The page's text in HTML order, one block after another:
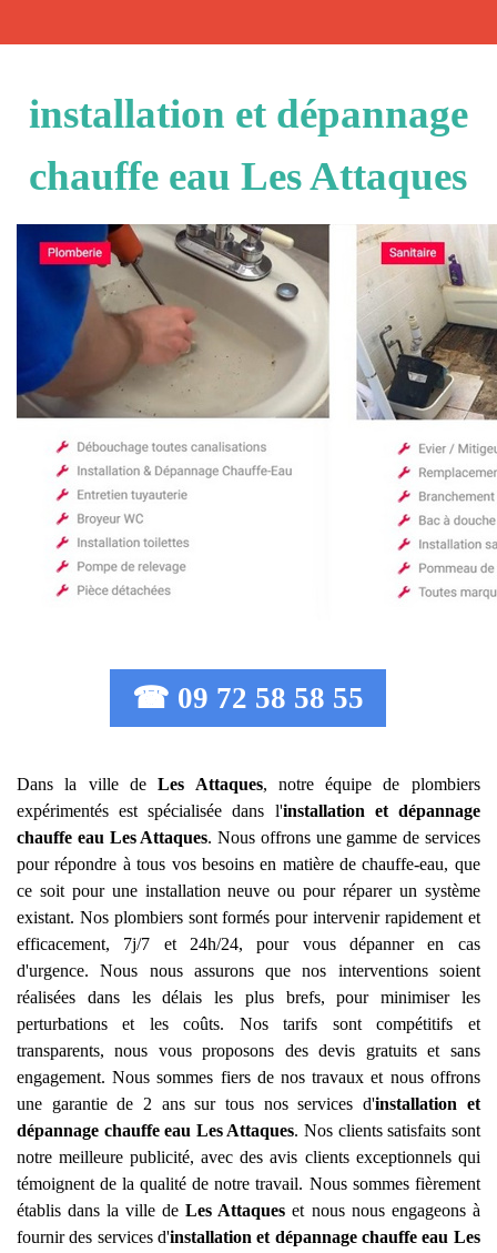
installation et dépannage
chauffe eau Les Attaques
☎ 09 72 58 58 55
Dans la ville deLes Attaques, notre équipe de plombiers
expérimentés est spécialisée dans l'installation et dépannage
chauffe eau Les Attaques. Nous offrons une gamme de services
pour répondre à tous vos besoins en matière de chauffe-eau, que
ce soit pour une installation neuve ou pour réparer un système
existant. Nos plombiers sont formés pour intervenir rapidement et
efficacement, 7j/7 et 24h/24, pour vous dépanner en cas
d'urgence. Nous nous assurons que nos interventions soient
réalisées dans les délais les plus brefs, pour minimiser les
perturbations et les coûts. Nos tarifs sont compétitifs et
transparents, nous vous proposons des devis gratuits et sans
engagement. Nous sommes fiers de nos travaux et nous offrons
une garantie de 2 ans sur tous nos services d'installation et
dépannage chauffe eau Les Attaques. Nos clients satisfaits sont
notre meilleure publicité, avec des avis clients exceptionnels qui
témoignent de la qualité de notre travail. Nous sommes fièrement
établis dans la ville deLes Attaques et nous nous engageons à
fournir des services d'installation et dépannage chauffe eau Les